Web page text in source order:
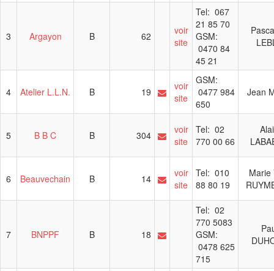
3 Argayon B 62
voir
site
Tel: 067
21 85 70
GSM:
0470 84
45 21
4 Atelier L.L.N. B 19
voir
site
GSM:
0477 984
650
Jean
5 B B C B 304
voir
site
Tel: 02
770 00 66
6 Beauvechain B 14
voir
site
Tel: 010
88 80 19
Marie
7 BNPPF B 18
Tel: 02
770 5083
GSM:
0478 625
715